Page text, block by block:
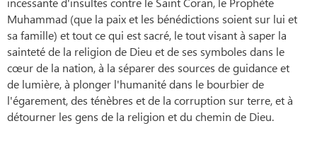
Muhammad (que la paix et les bénédictions soient sur lui et
sa famille) et tout ce qui est sacré, le tout visant à saper la
sainteté de la religion de Dieu et de ses symboles dans le
cœur de la nation, à la séparer des sources de guidance et
de lumière, à plonger l'humanité dans le bourbier de
l'égarement, des ténèbres et de la corruption sur terre, et à
détourner les gens de la religion et du chemin de Dieu.